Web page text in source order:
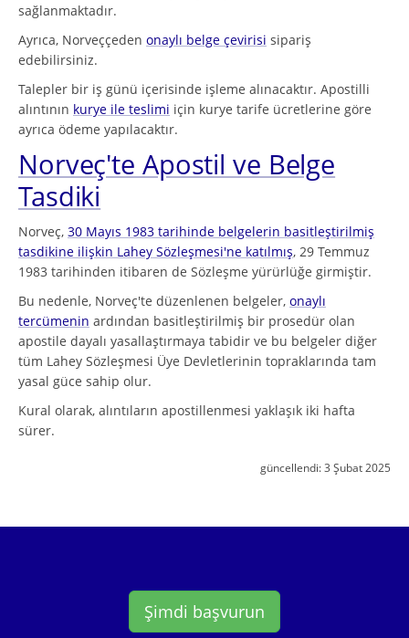
sağlanmaktadır.
Ayrıca, Norveççeden onaylı belge çevirisi sipariş
edebilirsiniz.
Talepler bir iş günü içerisinde işleme alınacaktır. Apostilli
alıntının kurye ile teslimi için kurye tarife ücretlerine göre
ayrıca ödeme yapılacaktır.
Norveç'te Apostil ve Belge
Tasdiki
Norveç, 30 Mayıs 1983 tarihinde belgelerin basitleştirilmiş
tasdikine ilişkin Lahey Sözleşmesi'ne katılmış, 29 Temmuz
1983 tarihinden itibaren de Sözleşme yürürlüğe girmiştir.
Bu nedenle, Norveç'te düzenlenen belgeler, onaylı
tercümenin ardından basitleştirilmiş bir prosedür olan
apostile dayalı yasallaştırmaya tabidir ve bu belgeler diğer
tüm Lahey Sözleşmesi Üye Devletlerinin topraklarında tam
yasal güce sahip olur.
Kural olarak, alıntıların apostillenmesi yaklaşık iki hafta
sürer.
güncellendi:3 Şubat 2025
Şimdi başvurun